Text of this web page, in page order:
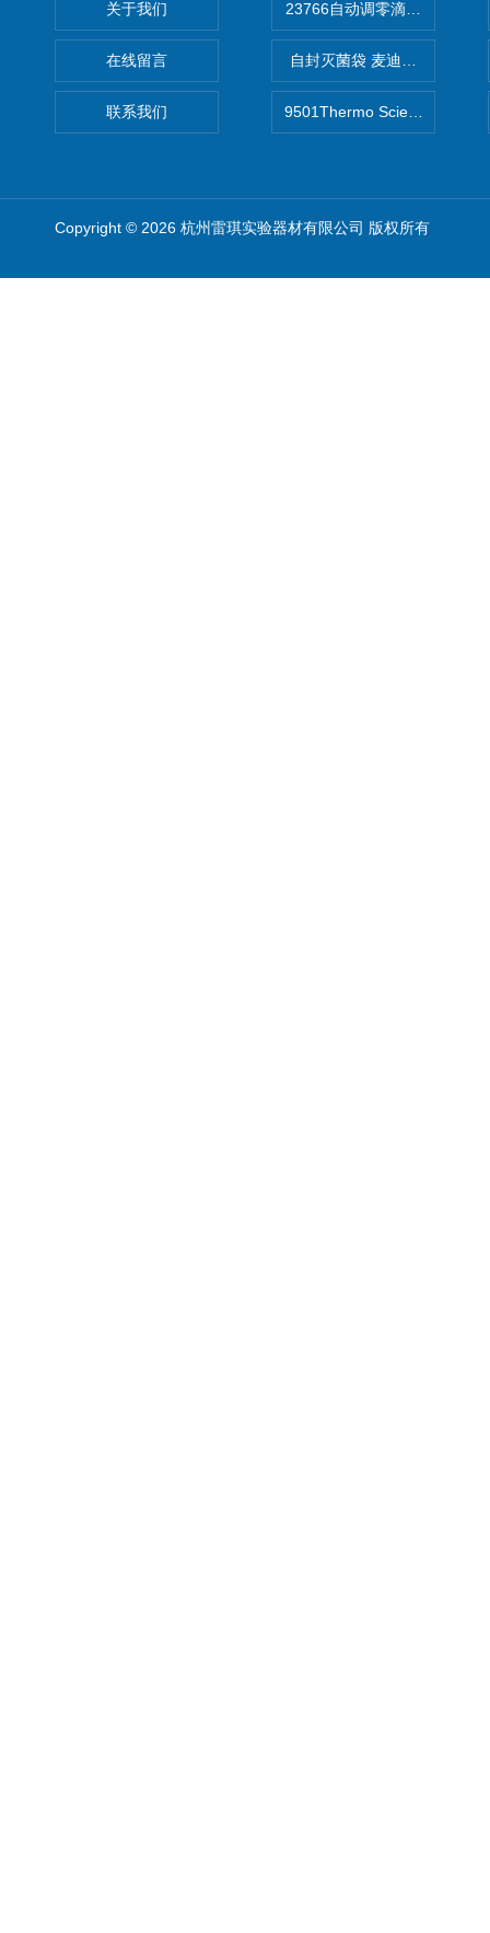
关于我们
在线留言
联系我们
自封灭菌袋 麦迪康Medicom
9501Thermo Scientific S1移
Copyright © 2026 杭州雷琪实验器材有限公司 版权所有